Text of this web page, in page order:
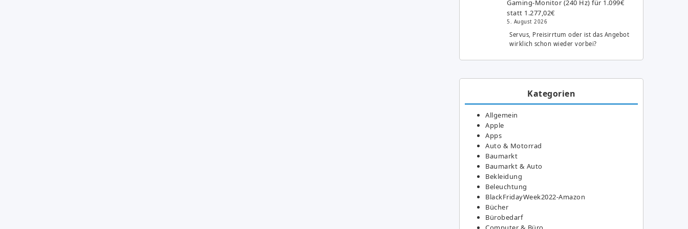
Gaming-Monitor (240 Hz) für 1.099€
statt 1.277,02€
5. August 2026
Servus, Preisirrtum oder ist das Angebot
wirklich schon wieder vorbei?
Kategorien
Allgemein
Apple
Apps
Auto & Motorrad
Baumarkt
Baumarkt & Auto
Bekleidung
Beleuchtung
BlackFridayWeek2022-Amazon
Bücher
Bürobedarf